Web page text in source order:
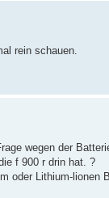
rein schauen.
wegen der
f 900 r drin hat. ?
oder Lithium-lionen